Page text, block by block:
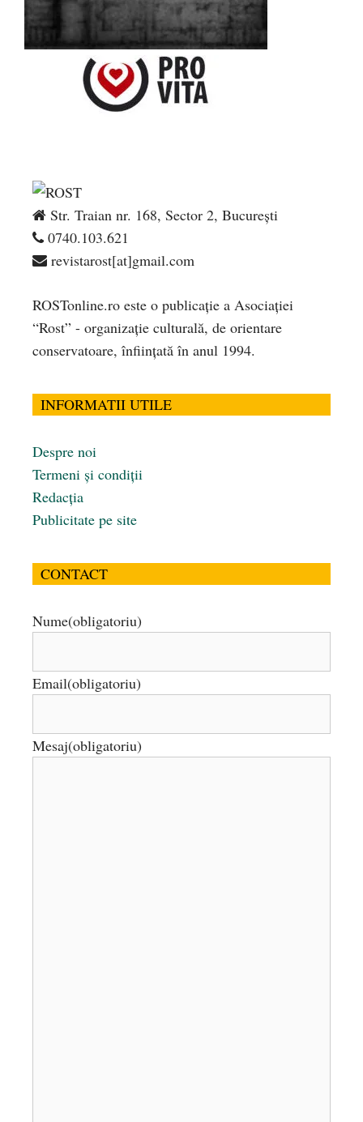
Str. Traian nr. 168, Sector 2, București
0740.103.621
revistarost[at]gmail.com
ROSTonline.ro este o publicaţie a Asociaţiei
“Rost” - organizaţie culturală, de orientare
conservatoare, înfiinţată în anul 1994.
INFORMATII UTILE
Despre noi
Termeni și condiții
Redacția
Publicitate pe site
CONTACT
Nume(obligatoriu)
Email(obligatoriu)
Mesaj(obligatoriu)